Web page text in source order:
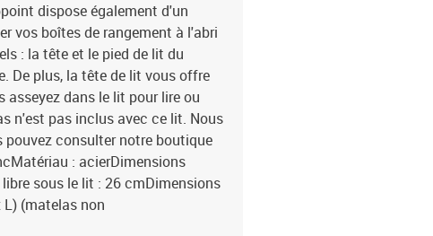
dispose également d'un
vos boîtes de rangement à l'abri
: la tête et le pied de lit du
De plus, la tête de lit vous offre
asseyez dans le lit pour lire ou
n'est pas inclus avec ce lit. Nous
consulter notre boutique
: acierDimensions
sous le lit : 26 cmDimensions
(matelas non